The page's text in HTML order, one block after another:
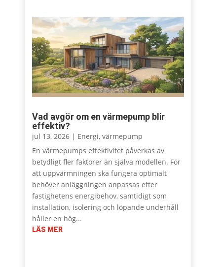
Vad avgör om en värmepump blir
effektiv?
jul 13, 2026| Energi, värmepump
En värmepumps effektivitet påverkas av
betydligt fler faktorer än själva modellen. För
att uppvärmningen ska fungera optimalt
behöver anläggningen anpassas efter
fastighetens energibehov, samtidigt som
installation, isolering och löpande underhåll
håller en hög...
LÄS MER